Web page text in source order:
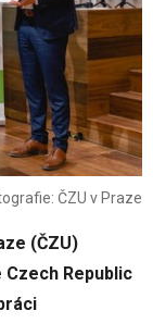
ČZU v Praze
(ČZU)
Republic